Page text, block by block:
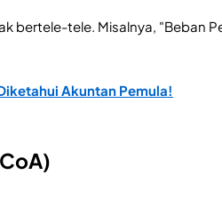
bertele-tele. Misalnya, "Beban
Akuntan Pemula!